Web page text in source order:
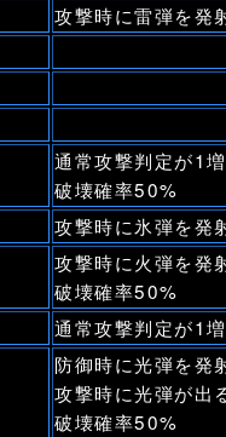
攻撃時に雷弾を発
通常攻撃判定が1
破壊確率50%
攻撃時に氷弾を発
攻撃時に火弾を発
破壊確率50%
通常攻撃判定が1
防御時に光弾を発
攻撃時に光弾が出
破壊確率50%